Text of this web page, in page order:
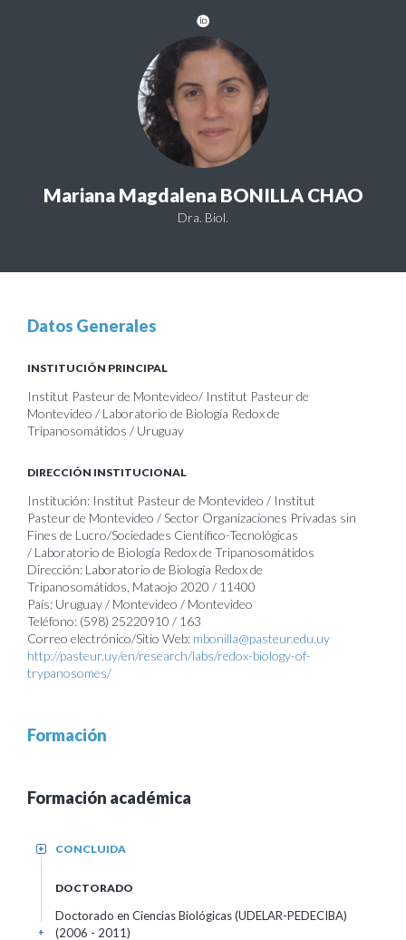
Mariana Magdalena BONILLA CHAO
Dra. Biol.
Datos Generales
INSTITUCIÓN PRINCIPAL
Institut Pasteur de Montevideo/ Institut Pasteur de
Montevideo / Laboratorio de Biología Redox de
Tripanosomátidos / Uruguay
DIRECCIÓN INSTITUCIONAL
Institución: Institut Pasteur de Montevideo / Institut
Pasteur de Montevideo / Sector Organizaciones Privadas sin
Fines de Lucro/Sociedades Científico-Tecnológicas
/ Laboratorio de Biología Redox de Tripanosomátidos
Dirección: Laboratorio de Biología Redox de
Tripanosomátidos, Mataojo 2020 / 11400
País: Uruguay / Montevideo / Montevideo
Teléfono: (598) 25220910 / 163
Correo electrónico/Sitio Web: mbonilla@pasteur.edu.uy
http://pasteur.uy/en/research/labs/redox-biology-of-
trypanosomes/
Formación
Formación académica
CONCLUIDA
+
DOCTORADO
Doctorado en Ciencias Biológicas (UDELAR-PEDECIBA)
(2006 - 2011)
+